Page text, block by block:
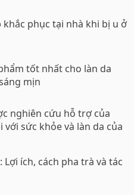
khắc phục tại nhà khi bị u ở
tốt nhất cho làn da
mịn
nghiên cứu hỗ trợ của
với sức khỏe và làn da của
Lợi ích, cách pha trà và tác